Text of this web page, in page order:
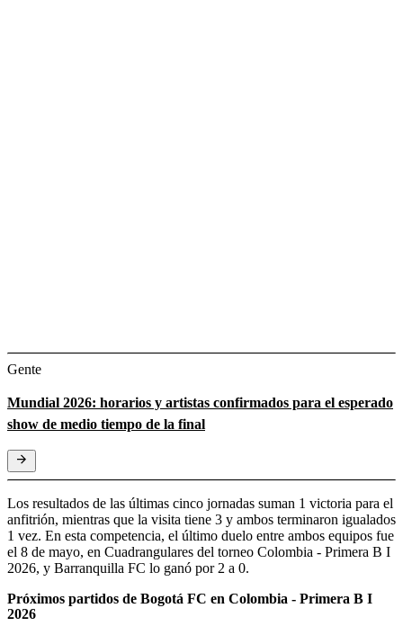
Gente
Mundial 2026: horarios y artistas confirmados para el esperado
show de medio tiempo de la final
Los resultados de las últimas cinco jornadas suman 1 victoria para el
anfitrión, mientras que la visita tiene 3 y ambos terminaron igualados
1 vez. En esta competencia, el último duelo entre ambos equipos fue
el 8 de mayo, en Cuadrangulares del torneo Colombia - Primera B I
2026, y Barranquilla FC lo ganó por 2 a 0.
Próximos partidos de Bogotá FC en Colombia - Primera B I
2026